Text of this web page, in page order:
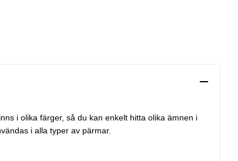
i olika färger, så du kan enkelt hitta olika ämnen i
i alla typer av pärmar.